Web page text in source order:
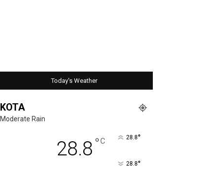
Today's Weather
KOTA
Moderate Rain
28.8 °C 28.8°
28.8°